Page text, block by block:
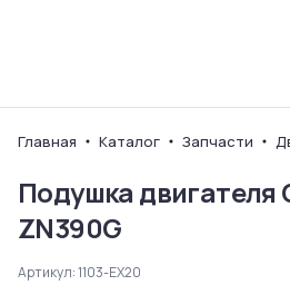
Главная Каталог Запчасти
Подушка двигателя
ZN390G
Артикул:1103-EX20